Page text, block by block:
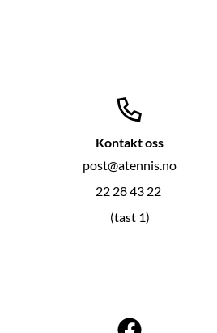
Kontakt oss
post@atennis.no
22 28 43 22
(tast 1)